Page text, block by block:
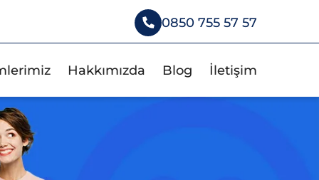
0850 755 57 57
Hakkımızda Blog İletişim